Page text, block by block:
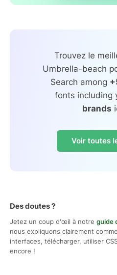
Trouvez le
Umbrella-beach
Search among
fonts including
brands
Voir toutes
Des doutes ?
Jetez un coup d'œil à notre guide
nous expliquons clairement
interfaces, télécharger, utiliser
encore !